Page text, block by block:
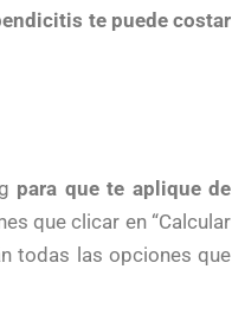
te puede costar
para que te aplique de
que clicar en “Calcular
todas las opciones que